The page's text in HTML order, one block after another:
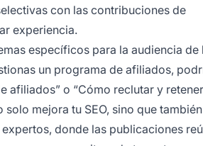
con las contribuciones de
experiencia.
específicos para la audiencia de
un programa de afiliados,
afiliados” o “Cómo reclutar y
mejora tu SEO, sino que también
donde las publicaciones